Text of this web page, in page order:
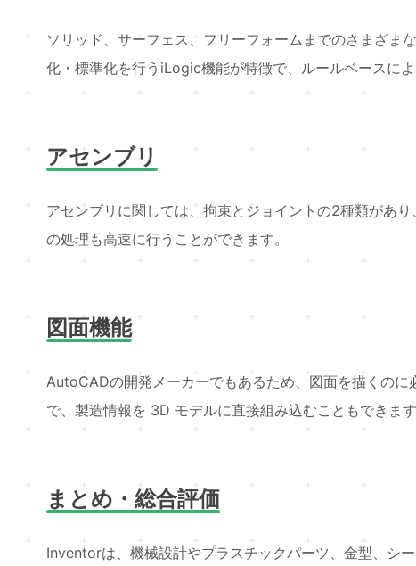
ソリッド、サーフェス、フリーフォームまでのさまざま
化・標準化を行うiLogic機能が特徴で、ルールベースに
アセンブリ
アセンブリに関しては、拘束とジョイントの2種類があ
の処理も高速に行うことができます。
図面機能
AutoCADの開発メーカーでもあるため、図面を描くの
で、製造情報を 3D モデルに直接組み込むこともできます
まとめ・総合評価
Inventorは、機械設計やプラスチックパーツ、金型、シ